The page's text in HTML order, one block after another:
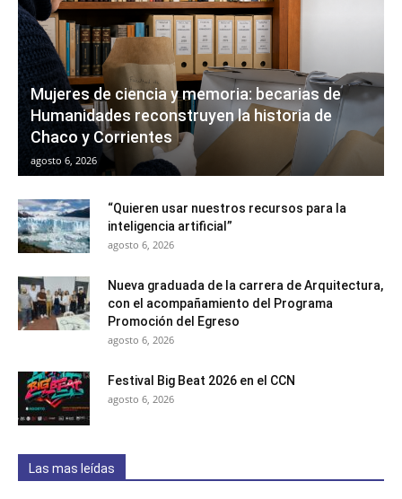
Mujeres de ciencia y memoria: becarias de
Humanidades reconstruyen la historia de
Chaco y Corrientes
agosto 6, 2026
“Quieren usar nuestros recursos para la
inteligencia artificial”
agosto 6, 2026
Nueva graduada de la carrera de Arquitectura,
con el acompañamiento del Programa
Promoción del Egreso
agosto 6, 2026
Festival Big Beat 2026 en el CCN
agosto 6, 2026
Las mas leídas